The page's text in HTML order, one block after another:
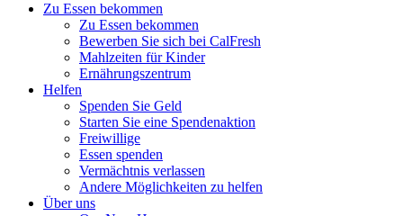
Zu Essen bekommen
Zu Essen bekommen
Bewerben Sie sich bei CalFresh
Mahlzeiten für Kinder
Ernährungszentrum
Helfen
Spenden Sie Geld
Starten Sie eine Spendenaktion
Freiwillige
Essen spenden
Vermächtnis verlassen
Andere Möglichkeiten zu helfen
Über uns